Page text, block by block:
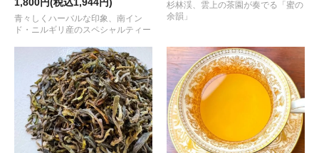
2025.03.21
希少なアフリカ産のホワイトティー
2025.02.05
まろやかでジューシーな印象の
“ダージリン オータムフラッシュ /
しました！
2025.01.30
春摘みダージリンや台湾烏龍茶を彷彿とさせる国産紅茶 “八王のし
2025.01.01
青々しくハーバルな印象、南イン
ド・ニルギリ産のスペシャルティー
杉林渓、雲上の茶園が奏でる「蜜の
余韻」